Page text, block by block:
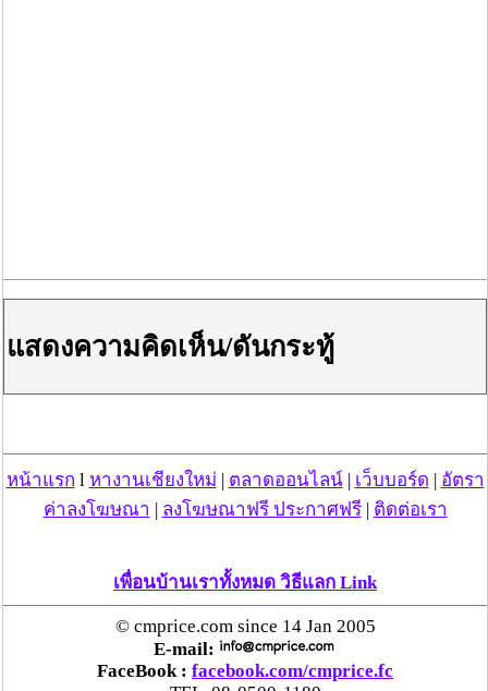
แสดงความคิดเห็น/ดันกระทู้
หน้าแรก l หางานเชียงใหม่ | ตลาดออนไลน์| เว็บบอร์ด | อัตรา
ค่าลงโฆษณา | ลงโฆษณาฟรี ประกาศฟรี| ติดต่อเรา
เพื่อนบ้านเราทั้งหมด วิธีแลก Link
© cmprice.com since 14 Jan 2005
E-mail:
FaceBook : facebook.com/cmprice.fc